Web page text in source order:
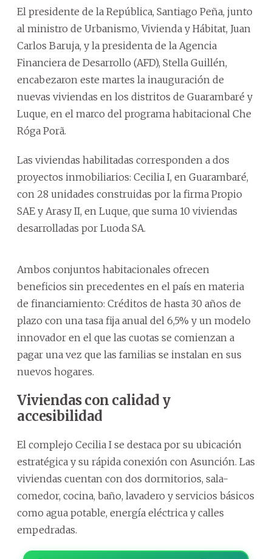
El presidente de la República, Santiago Peña, junto
al ministro de Urbanismo, Vivienda y Hábitat, Juan
Carlos Baruja, y la presidenta de la Agencia
Financiera de Desarrollo (AFD), Stella Guillén,
encabezaron este martes la inauguración de
nuevas viviendas en los distritos de Guarambaré y
Luque, en el marco del programa habitacional Che
Róga Porã.
Las viviendas habilitadas corresponden a dos
proyectos inmobiliarios: Cecilia I, en Guarambaré,
con 28 unidades construidas por la firma Propio
SAE y Arasy II, en Luque, que suma 10 viviendas
desarrolladas por Luoda SA.
Ambos conjuntos habitacionales ofrecen
beneficios sin precedentes en el país en materia
de financiamiento: Créditos de hasta 30 años de
plazo con una tasa fija anual del 6,5% y un modelo
innovador en el que las cuotas se comienzan a
pagar una vez que las familias se instalan en sus
nuevos hogares.
Viviendas con calidad y
accesibilidad
El complejo Cecilia I se destaca por su ubicación
estratégica y su rápida conexión con Asunción. Las
viviendas cuentan con dos dormitorios, sala-
comedor, cocina, baño, lavadero y servicios básicos
como agua potable, energía eléctrica y calles
empedradas.